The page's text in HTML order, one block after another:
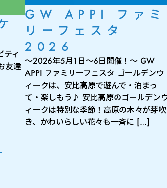
ティ
友達
GW APPI ファミ
リーフェスタ
2026
～2026年5月1日～6日開催！～ GW
APPI ファミリーフェスタ ゴールデンウ
ィークは、安比高原で遊んで・泊まっ
て・楽しもう♪ 安比高原のゴールデン
ィークは特別な季節！高原の木々が芽吹
き、かわいらしい花々も一斉に […]